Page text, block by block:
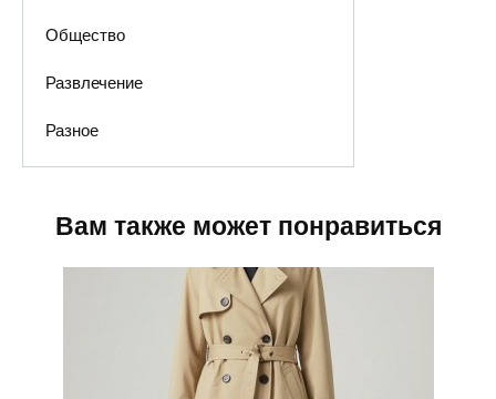
Общество
Развлечение
Разное
Вам также может понравиться